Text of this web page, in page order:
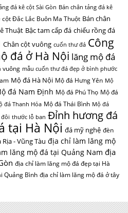
đá kê cột Sài Gòn Bán chân tảng đá kê
cột Đắc Lắc Buôn Ma Thuột Bán chân
Thuật Bậc tam cấp đá chiếu rồng đá
Chân cột vuông cuốn thư đá Công
đá ở Hà Nội lăng mộ đá
vuông mẫu cuốn thư đá đẹp ở bình phước
Mộ đá Hà Nội Mộ đá Hưng Yên Mộ
đá Nam Định Mộ đá Phú Thọ Mộ đá
đá Thanh Hóa Mộ đá Thái Bình Mộ đá
đôi thước lỗ ban Đỉnh hương đá
tại Hà Nội đá mỹ nghệ đèn
- Vũng Tàu địa chỉ làm lăng mộ
lăng mộ đá tại Quảng Nam địa
địa chỉ làm lăng mộ đá đẹp tại Hà
Quảng Bình địa chỉ làm lăng mộ đá ở tây